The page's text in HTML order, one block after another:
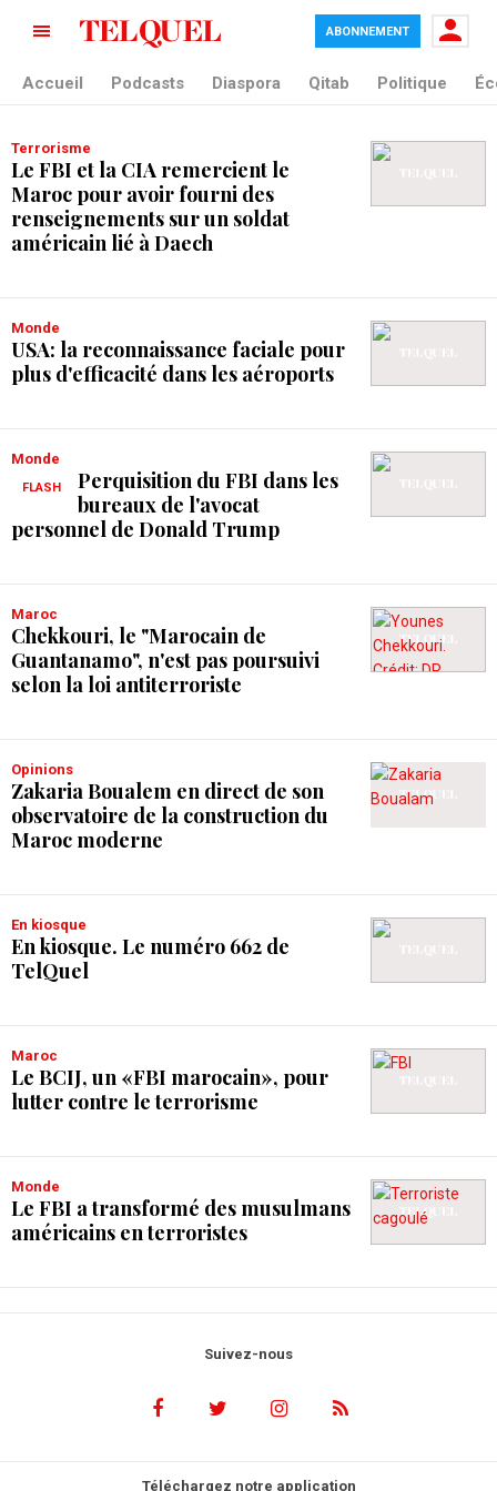
tag blade
ABONNEMENT
Accueil Podcasts Diaspora Qitab Politique
Terrorisme
Le FBI et la CIA remercient le
Maroc pour avoir fourni des
renseignements sur un soldat
américain lié à Daech
Monde
USA: la reconnaissance faciale pour
plus d'efficacité dans les aéroports
Monde
FLASH
Perquisition du FBI dans les
bureaux de l'avocat
personnel de Donald Trump
Maroc
Chekkouri, le "Marocain de
Guantanamo", n'est pas poursuivi
selon la loi antiterroriste
Opinions
Zakaria Boualem en direct de son
observatoire de la construction du
Maroc moderne
En kiosque
En kiosque. Le numéro 662 de
TelQuel
Maroc
Le BCIJ, un «FBI marocain», pour
lutter contre le terrorisme
Monde
Le FBI a transformé des musulmans
américains en terroristes
Suivez-nous
Téléchargez notre application